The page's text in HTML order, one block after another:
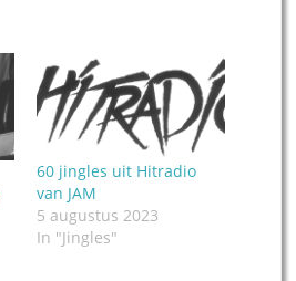
60 jingles uit Hitradio
van JAM
5 augustus 2023
In "Jingles"